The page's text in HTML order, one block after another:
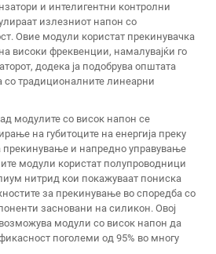
и интелигентни контролни
излезниот напон со
Овие модули користат прекинувачка
на високи фреквенции, намалувајќи го
додека ја подобрува општата
со традиционалните линеарни
модулите со висок напон се
на губитоците на енергија преку
и напредно управување
модули користат полупроводници
нитрид кои покажуваат пониска
за прекинување во споредба со
засновани на силикон. Овој
модули со висок напон да
поголеми од 95% во многу